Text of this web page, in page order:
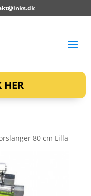
HER
80 cm Lilla